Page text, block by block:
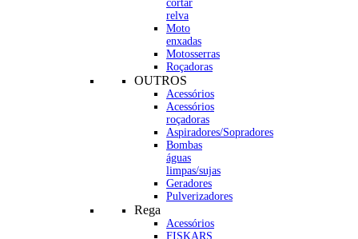
cortar
relva
Moto
enxadas
Motosserras
Roçadoras
OUTROS
Acessórios
Acessórios
roçadoras
Aspiradores/Sopradores
Bombas
águas
limpas/sujas
Geradores
Pulverizadores
Rega
Acessórios
FISKARS